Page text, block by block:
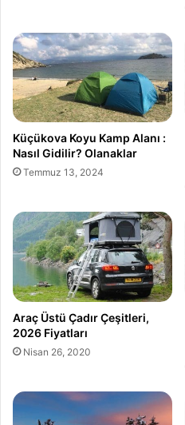
Küçükova Koyu Kamp Alanı :
Nasıl Gidilir? Olanaklar
Temmuz 13, 2024
Araç Üstü Çadır Çeşitleri,
2026 Fiyatları
Nisan 26, 2020